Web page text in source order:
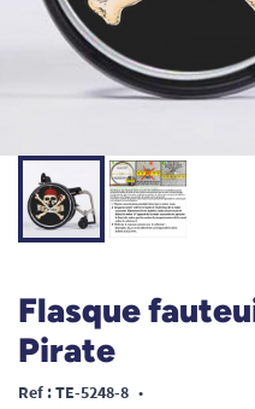
Flasque
Pirate
Ref : TE-5248-8 •